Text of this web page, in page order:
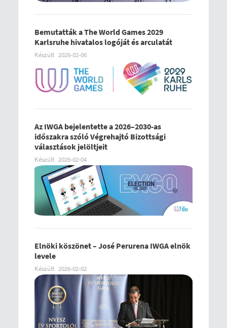
Bemutatták a The World Games 2029
Karlsruhe hivatalos logóját és arculatát
Készült 2026-02-06
Az IWGA bejelentette a 2026–2030-as
időszakra szóló Végrehajtó Bizottsági
választások jelöltjeit
Készült 2026-02-04
Elnöki köszönet – José Perurena IWGA elnök
levele
Készült 2026-02-02